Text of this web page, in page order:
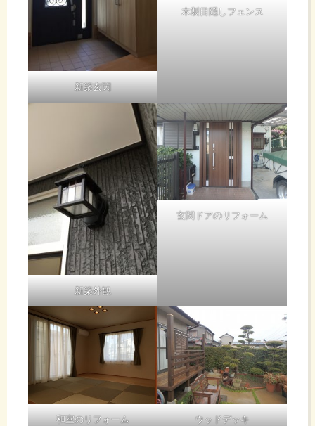
新築玄関
木製目隠しフェンス
新築外観
玄関ドアのリフォーム
和室のリフォーム ウッドデッキ